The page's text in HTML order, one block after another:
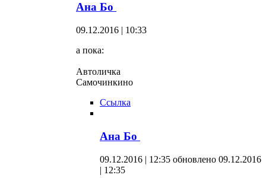
Ана Бо
09.12.2016 | 10:33
а пока:
Автоличка
Самочинкино
Ссылка
Ана Бо
09.12.2016 | 12:35 обновлено 09.12.2016
| 12:35